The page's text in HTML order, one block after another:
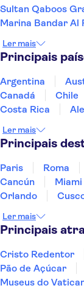
Sultan Qaboos
Marina Bandar Al
Ler mais
Principais
Argentina
Canadá
Chile
Costa Rica
Panamá
Peru
Ler mais
Principais
Paris Roma
Cancún
Miami
Orlando
Fernando de
Ler mais
Principais
Cristo Redentor
Pão de Açúcar
Museus do